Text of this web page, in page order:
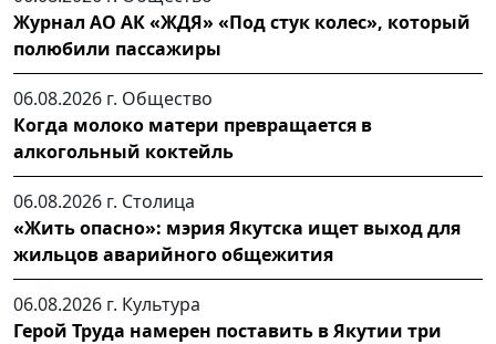
Журнал АО АК «ЖДЯ» «Под стук колес», который
полюбили пассажиры
06.08.2026 г. Общество
Когда молоко матери превращается в
алкогольный коктейль
06.08.2026 г. Столица
«Жить опасно»: мэрия Якутска ищет выход для
жильцов аварийного общежития
06.08.2026 г. Культура
Герой Труда намерен поставить в Якутии три